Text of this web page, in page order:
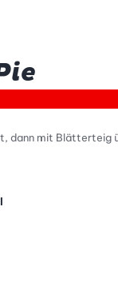
dann mit Blätterteig
1 von 5
Skala Info